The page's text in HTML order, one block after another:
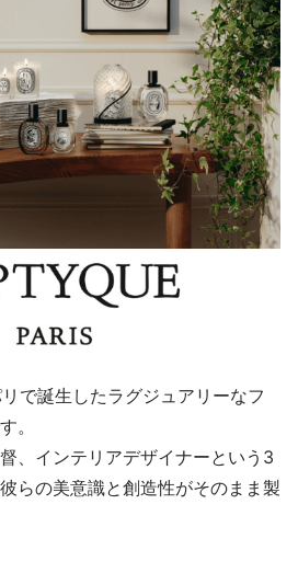
で誕生したラグジュアリーなフ
。
、インテリアデザイナーという3
らの美意識と創造性がそのまま製